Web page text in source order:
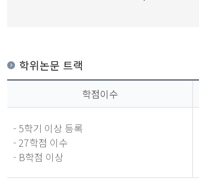
학위논문 트랙
학점이수
- 5학기 이상 등록
- 27학점 이수
- B학점 이상